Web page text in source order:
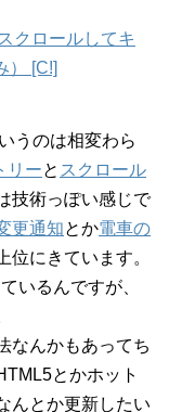
クロールしてキ
） [C!]
うのは相変わら
リーと スクロール
技術っぽい感じで
更通知とか電車の
位にきています。
いるんですが、
なんかもあってち
とかホット
んとか更新したい